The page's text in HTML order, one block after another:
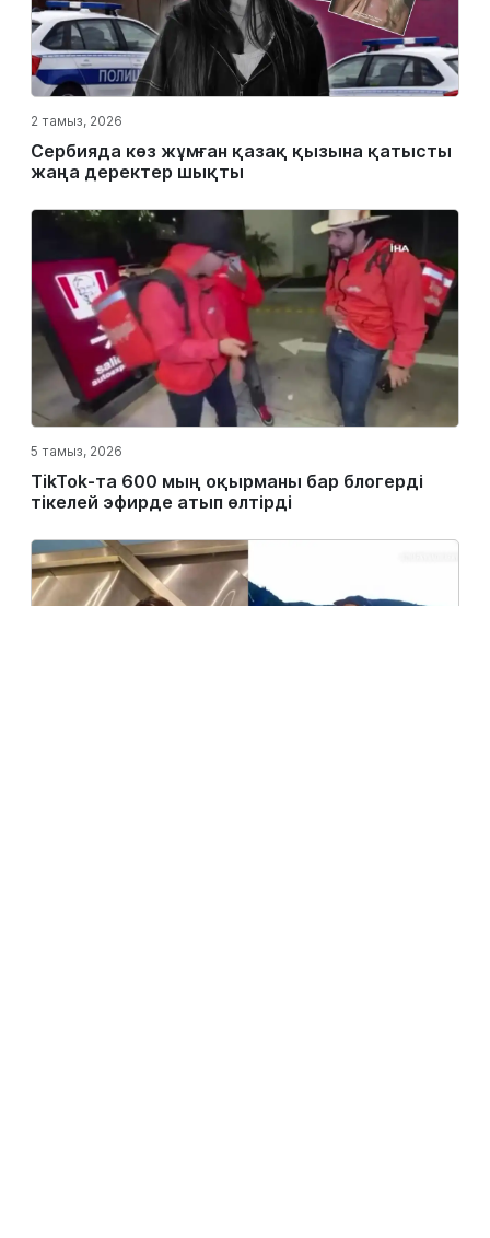
2 тамыз, 2026
Сербияда көз жұмған қазақ қызына қатысты
жаңа деректер шықты
5 тамыз, 2026
TikTok-та 600 мың оқырманы бар блогерді
тікелей эфирде атып өлтірді